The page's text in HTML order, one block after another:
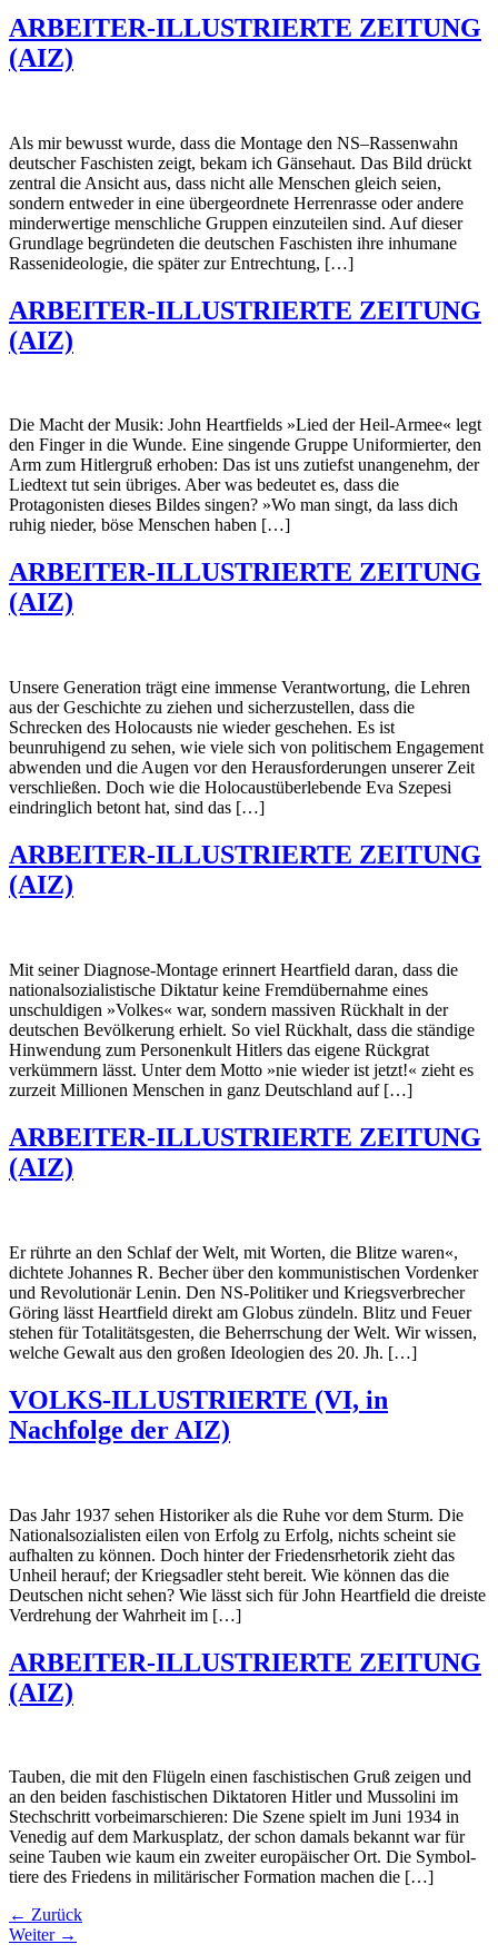
ARBEITER-ILLUSTRIERTE ZEITUNG
(AIZ)
Als mir bewusst wurde, dass die Montage den NS–Rassenwahn
deutscher Faschisten zeigt, bekam ich Gänsehaut. Das Bild drückt
zentral die Ansicht aus, dass nicht alle Menschen gleich seien,
sondern entweder in eine übergeordnete Herrenrasse oder andere
minderwertige menschliche Gruppen einzuteilen sind. Auf dieser
Grundlage begründeten die deutschen Faschisten ihre inhumane
Ras­senideologie, die später zur Entrechtung, […]
ARBEITER-ILLUSTRIERTE ZEITUNG
(AIZ)
Die Macht der Musik: John Heartfields »Lied der Heil-Armee« legt
den Finger in die Wunde. Eine singende Gruppe Uniformierter, den
Arm zum Hitlergruß erhoben: Das ist uns zutiefst unangenehm, der
Liedtext tut sein übriges. Aber was bedeutet es, dass die
Protagonisten dieses Bildes singen? »Wo man singt, da lass dich
ruhig nieder, böse Menschen haben […]
ARBEITER-ILLUSTRIERTE ZEITUNG
(AIZ)
Unsere Generation trägt eine immense Verant­wortung, die Lehren
aus der Geschichte zu ziehen und sicherzustellen, dass die
Schrecken des Holocausts nie wieder geschehen. Es ist
beunruhigend zu sehen, wie viele sich von politischem Engagement
abwenden und die Augen vor den Herausforderungen unserer Zeit
verschließen. Doch wie die Holocaustüberlebende Eva Szepesi
eindring­lich betont hat, sind das […]
ARBEITER-ILLUSTRIERTE ZEITUNG
(AIZ)
Mit seiner Diagnose-Montage erinnert Heartfield daran, dass die
nationalsozialistische Diktatur keine Fremdübernahme eines
unschuldigen »Volkes« war, sondern massiven Rückhalt in der
deutschen Bevölkerung erhielt. So viel Rückhalt, dass die ständige
Hinwendung zum Personenkult Hitlers das eigene Rückgrat
verkümmern lässt. Unter dem Motto »nie wieder ist jetzt!« zieht es
zurzeit Millionen Menschen in ganz Deutschland auf […]
ARBEITER-ILLUSTRIERTE ZEITUNG
(AIZ)
Er rührte an den Schlaf der Welt, mit Worten, die Blitze waren«,
dichtete Johannes R. Becher über den kom­munistischen Vordenker
und Revolutionär Lenin. Den NS-Politiker und Kriegsverbrecher
Göring lässt Heartfield direkt am Globus zündeln. Blitz und Feuer
stehen für Totali­tätsgesten, die Beherrschung der Welt. Wir wissen,
welche Gewalt aus den großen Ideologien des 20. Jh. […]
VOLKS-ILLUSTRIERTE (VI, in
Nachfolge der AIZ)
Das Jahr 1937 sehen Historiker als die Ruhe vor dem Sturm. Die
Nationalsozialisten eilen von Erfolg zu Erfolg, nichts scheint sie
aufhalten zu können. Doch hinter der Friedensrhetorik zieht das
Unheil herauf; der Kriegsadler steht bereit. Wie können das die
Deutschen nicht sehen? Wie lässt sich für John Heartfield die dreiste
Verdrehung der Wahrheit im […]
ARBEITER-ILLUSTRIERTE ZEITUNG
(AIZ)
Tauben, die mit den Flügeln einen faschistischen Gruß zeigen und
an den beiden faschistischen Diktatoren Hitler und Mussolini im
Stechschritt vorbeimarschie­ren: Die Szene spielt im Juni 1934 in
Venedig auf dem Markusplatz, der schon damals bekannt war für
seine Tauben wie kaum ein zweiter europäischer Ort. Die Symbol­
tiere des Friedens in militärischer Formation machen die […]
← Zurück
Weiter →